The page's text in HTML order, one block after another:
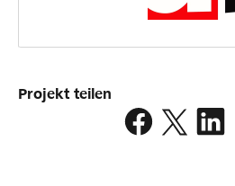
Projekt teilen